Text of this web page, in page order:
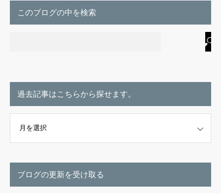
このブログの中を検索
過去記事はこちらから探せます。
ブログの更新を受け取る